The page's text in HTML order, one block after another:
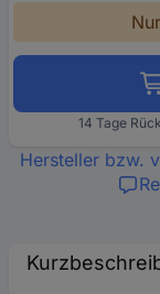
14 Tage
Hersteller bzw.